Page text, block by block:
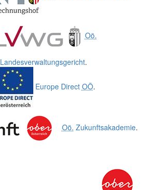
Oö.
Landesverwaltungsgericht.
Europe Direct OÖ.
Oö. Zukunftsakademie.